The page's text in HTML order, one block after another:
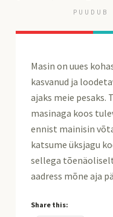
PUUDUB
Masin on uues
kasvanud ja
ajaks meie pesaks.
masinaga koos
ennist mainisin
katsume üksjagu
sellega
aadress mõne aja
Share this: